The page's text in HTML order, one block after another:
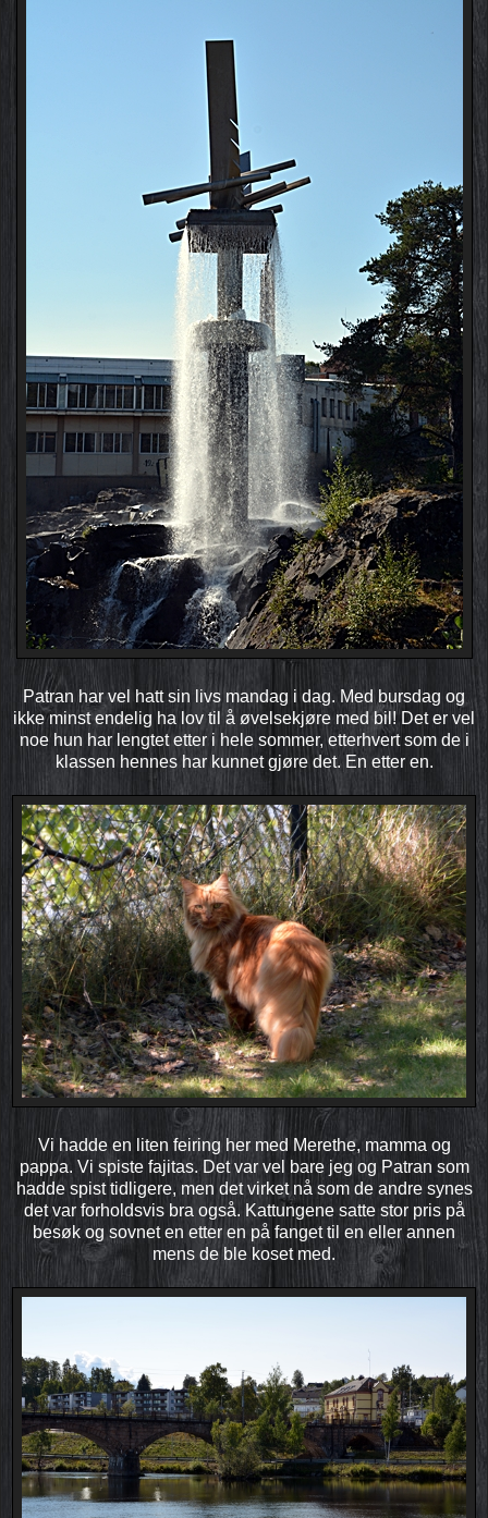
Patran har vel hatt sin livs mandag i dag. Med bursdag og
ikke minst endelig ha lov til å øvelsekjøre med bil! Det er vel
noe hun har lengtet etter i hele sommer, etterhvert som de i
klassen hennes har kunnet gjøre det. En etter en.
Vi hadde en liten feiring her med Merethe, mamma og
pappa. Vi spiste fajitas. Det var vel bare jeg og Patran som
hadde spist tidligere, men det virket nå som de andre synes
det var forholdsvis bra også. Kattungene satte stor pris på
besøk og sovnet en etter en på fanget til en eller annen
mens de ble koset med.